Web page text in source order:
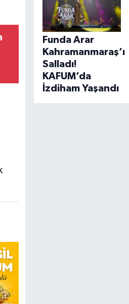
Funda Arar
Kahramanmaraş’ı
Salladı!
KAFUM’da
İzdiham Yaşandı